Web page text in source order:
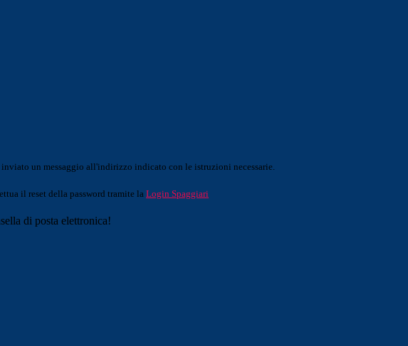
inviato un messaggio all'indirizzo indicato con le istruzioni necessarie.
il reset della password tramite la Login Spaggiari
di posta elettronica!